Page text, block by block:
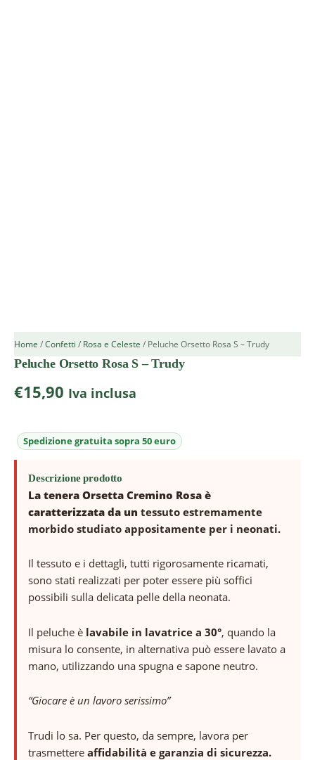
Home /Confetti / Rosa e Celeste / Peluche Orsetto Rosa S – Trudy
Peluche Orsetto Rosa S – Trudy
€15,90 Iva inclusa
Descrizione prodotto
La tenera Orsetta Cremino Rosa è
caratterizzata da un tessuto estremamente
morbido studiato appositamente per i neonati.
Il tessuto e i dettagli, tutti rigorosamente ricamati,
sono stati realizzati per poter essere più soffici
possibili sulla delicata pelle della neonata.
Il peluche è lavabile in lavatrice a 30°, quando la
misura lo consente, in alternativa può essere lavato a
mano, utilizzando una spugna e sapone neutro.
“Giocare è un lavoro serissimo”
Trudi lo sa. Per questo, da sempre, lavora per
trasmettere affidabilità e garanzia di sicurezza.